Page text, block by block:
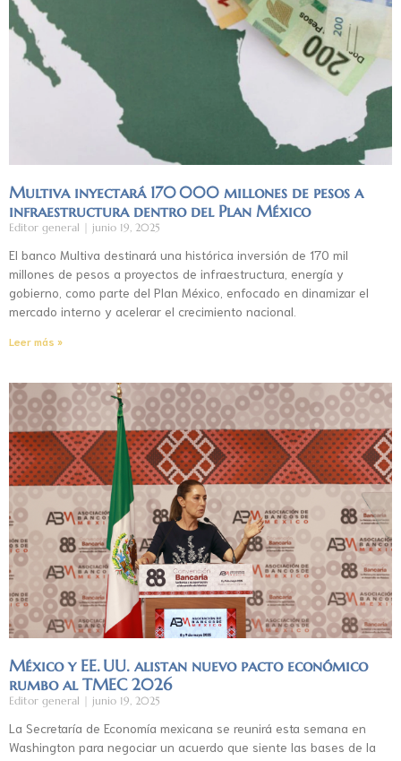
Multiva inyectará 170 000 millones de pesos a
infraestructura dentro del Plan México
Editor general junio 19, 2025
El banco Multiva destinará una histórica inversión de 170 mil
millones de pesos a proyectos de infraestructura, energía y
gobierno, como parte del Plan México, enfocado en dinamizar el
mercado interno y acelerar el crecimiento nacional.
Leer más »
México y EE. UU. alistan nuevo pacto económico
rumbo al TMEC 2026
Editor general junio 19, 2025
La Secretaría de Economía mexicana se reunirá esta semana en
Washington para negociar un acuerdo que siente las bases de la